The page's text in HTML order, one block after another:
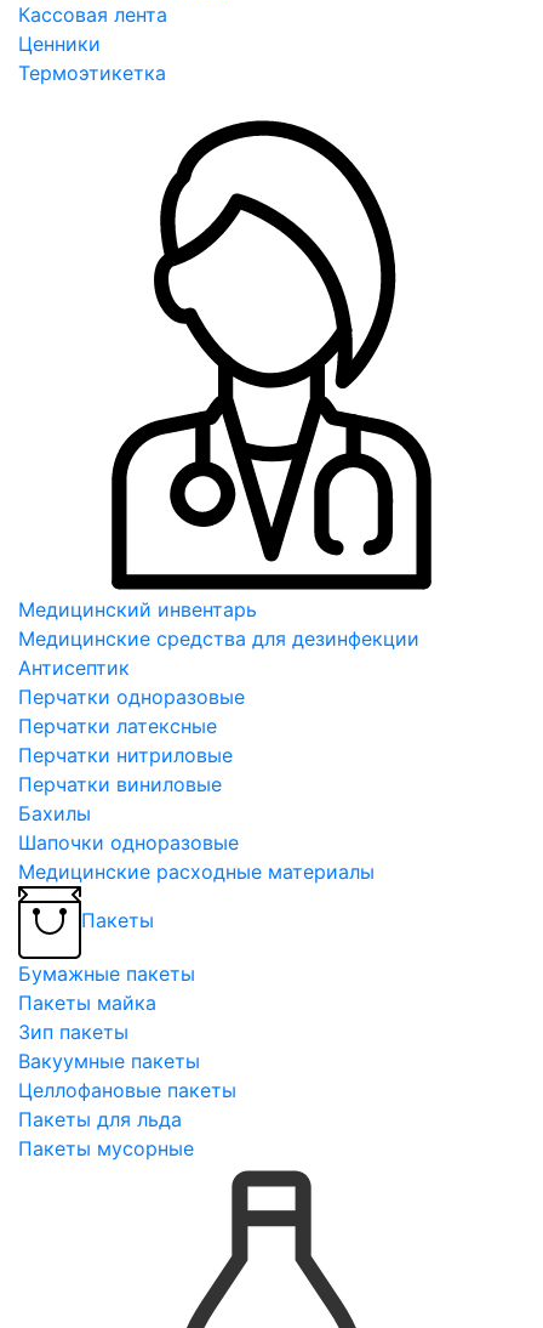
Кассовая лента
Ценники
Термоэтикетка
Медицинский инвентарь
Медицинские средства для дезинфекции
Антисептик
Перчатки одноразовые
Перчатки латексные
Перчатки нитриловые
Перчатки виниловые
Бахилы
Шапочки одноразовые
Медицинские расходные материалы
Пакеты
Бумажные пакеты
Пакеты майка
Зип пакеты
Вакуумные пакеты
Целлофановые пакеты
Пакеты для льда
Пакеты мусорные